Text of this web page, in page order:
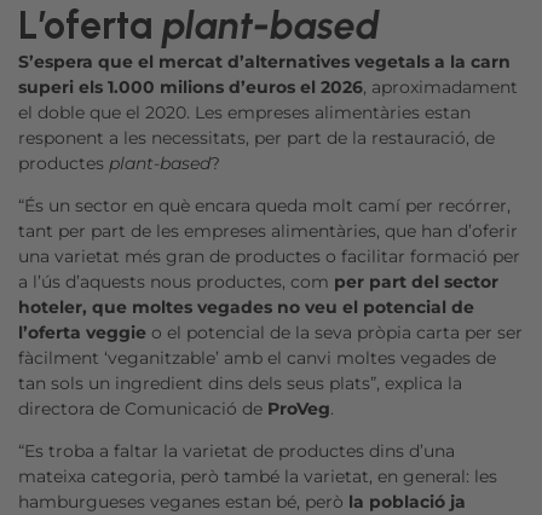
L’oferta plant-based
S’espera que el mercat d’alternatives vegetals a la carn
superi els 1.000 milions d’euros el 2026, aproximadament
el doble que el 2020. Les empreses alimentàries estan
responent a les necessitats, per part de la restauració, de
productes plant-based?
“És un sector en què encara queda molt camí per recórrer,
tant per part de les empreses alimentàries, que han d’oferir
una varietat més gran de productes o facilitar formació per
a l’ús d’aquests nous productes, com per part del sector
hoteler, que moltes vegades no veu el potencial de
l’oferta veggie o el potencial de la seva pròpia carta per ser
fàcilment ‘veganitzable’ amb el canvi moltes vegades de
tan sols un ingredient dins dels seus plats”, explica la
directora de Comunicació de ProVeg.
“Es troba a faltar la varietat de productes dins d’una
mateixa categoria, però també la varietat, en general: les
hamburgueses veganes estan bé, però la població ja